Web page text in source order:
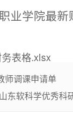
业学院最新
表格.xlsx
师调课申请单
东软科学优秀科